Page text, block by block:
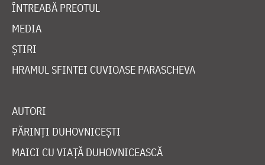
ÎNTREABĂ PREOTUL
MEDIA
ȘTIRI
HRAMUL SFINTEI CUVIOASE PARASCHEVA
AUTORI
PĂRINȚI DUHOVNICEȘTI
MAICI CU VIAȚĂ DUHOVNICEASCĂ